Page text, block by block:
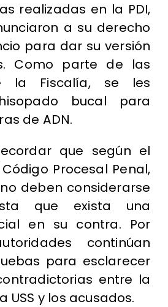
realizadas en la PDI,
a su derecho
para dar su versión
Como parte de las
la Fiscalía, se les
bucal para
de ADN.
que según el
Procesal Penal,
deben considerarse
que exista una
en su contra. Por
continúan
para esclarecer
entre la
USS y los acusados.